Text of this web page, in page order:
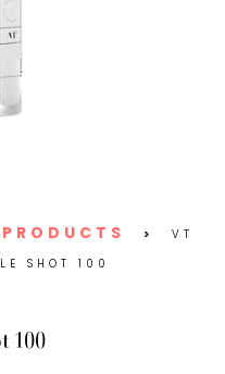
>
VT
SHOT 100
100